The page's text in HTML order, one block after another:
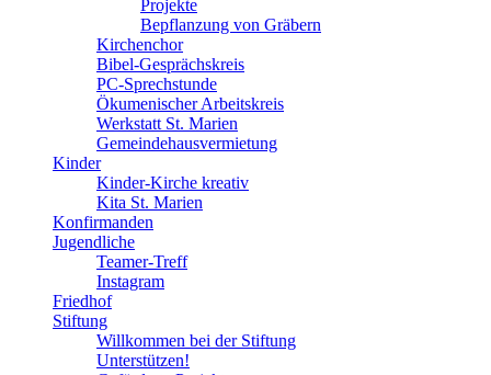
Projekte
Bepflanzung von Gräbern
Kirchenchor
Bibel-Gesprächskreis
PC-Sprechstunde
Ökumenischer Arbeitskreis
Werkstatt St. Marien
Gemeindehausvermietung
Kinder
Kinder-Kirche kreativ
Kita St. Marien
Konfirmanden
Jugendliche
Teamer-Treff
Instagram
Friedhof
Stiftung
Willkommen bei der Stiftung
Unterstützen!